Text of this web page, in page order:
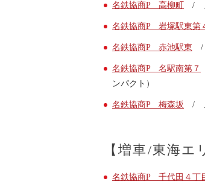
名鉄協商P 高柳町 / ノ
名鉄協商P 岩塚駅東第
名鉄協商P 赤池駅東 /
名鉄協商P 名駅南第７
ンパクト）
名鉄協商P 梅森坂 / ノ
【増車/東海エ
名鉄協商P 千代田４丁